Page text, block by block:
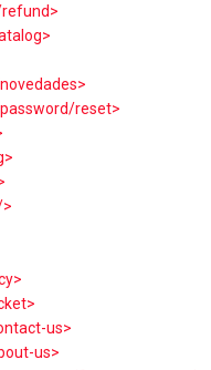
reset>
us>
us>